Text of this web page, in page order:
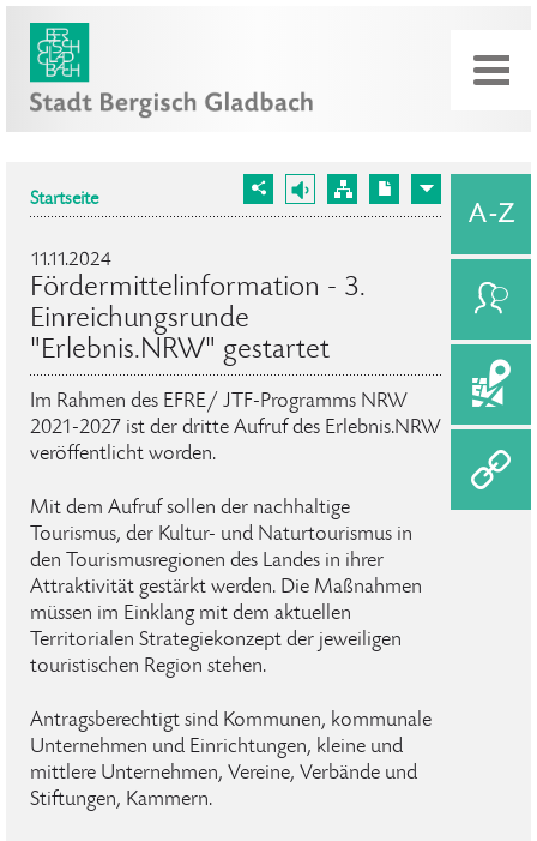
Startseite
11.11.2024
Fördermittelinformation - 3.
Einreichungsrunde
"Erlebnis.NRW" gestartet
Im Rahmen des EFRE/ JTF-Programms NRW
2021-2027 ist der dritte Aufruf des Erlebnis.NRW
veröffentlicht worden.
Mit dem Aufruf sollen der nachhaltige
Tourismus, der Kultur- und Naturtourismus in
den Tourismusregionen des Landes in ihrer
Attraktivität gestärkt werden. Die Maßnahmen
müssen im Einklang mit dem aktuellen
Territorialen Strategiekonzept der jeweiligen
touristischen Region stehen.
Antragsberechtigt sind Kommunen, kommunale
Unternehmen und Einrichtungen, kleine und
mittlere Unternehmen, Vereine, Verbände und
Stiftungen, Kammern.